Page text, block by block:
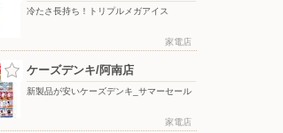
冷たさ長持ち！トリプルメガアイス
家電店
ケーズデンキ/阿南店
新製品が安いケーズデンキ_サマーセール
家電店